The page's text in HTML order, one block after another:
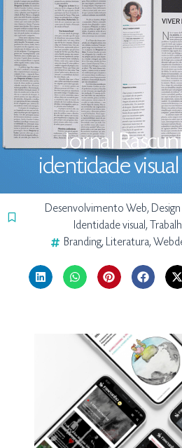
Jornal
identidade
Desenvolvimento Web,
Identidade visual ,
Branding, Literatura,